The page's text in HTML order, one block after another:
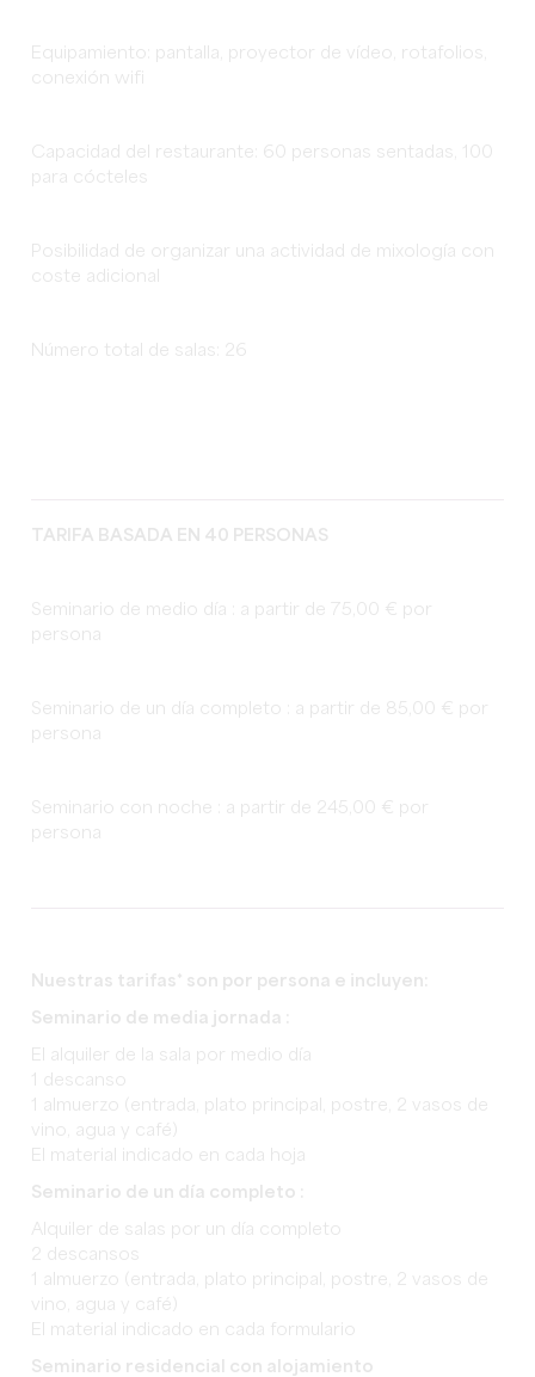
Equipamiento: pantalla, proyector de vídeo, rotafolios,
conexión wifi
Capacidad del restaurante: 60 personas sentadas, 100
para cócteles
Posibilidad de organizar una actividad de mixología con
coste adicional
Número total de salas: 26
TARIFA BASADA EN 40 PERSONAS
Seminario de medio día : a partir de 75,00 € por
persona
Seminario de un día completo : a partir de 85,00 € por
persona
Seminario con noche : a partir de 245,00 € por
persona
Nuestras tarifas* son por persona e incluyen:
Seminario de media jornada :
El alquiler de la sala por medio día
1 descanso
1 almuerzo (entrada, plato principal, postre, 2 vasos de
vino, agua y café)
El material indicado en cada hoja
Seminario de un día completo :
Alquiler de salas por un día completo
2 descansos
1 almuerzo (entrada, plato principal, postre, 2 vasos de
vino, agua y café)
El material indicado en cada formulario
Seminario residencial con alojamiento